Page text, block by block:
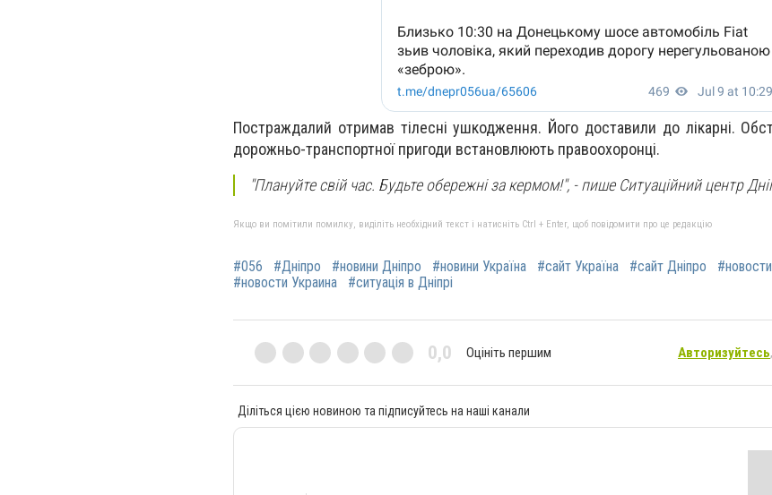
Постраждалий отримав тілесні ушкодження. Його доставили до лікарні.
дорожньо-транспортної пригоди встановлюють правоохоронці.
"Плануйте свій час. Будьте обережні за кермом!", - пише Ситуаційний центр
Якщо ви помітили помилку, виділіть необхідний текст і натисніть Ctrl + Enter, щоб повідомити про це редакцію
#056 #Дніпро #новини Дніпро #новини Україна #сайт Україна #сайт Дніпро
#новости Украина
#ситуація в Дніпрі
0,0 Оцініть першим Авторизуйтесь
Діліться цією новиною та підписуйтесь на наші канали